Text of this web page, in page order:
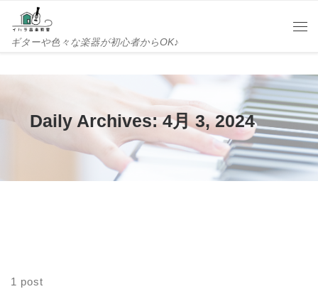
Skip to content
ギターや色々な楽器が初心者からOK♪
Daily Archives:4月 3, 2024
1 post